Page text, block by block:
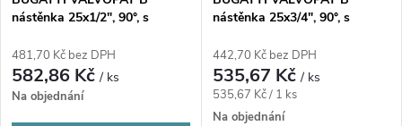
nástěnka 25x1/2", 90°, s
voda/plyn, mosaz
481,70 Kč bez DPH
582,86 Kč/ ks
Na objednání
nástěnka 25x3/4", 90°, s
voda/plyn, mosaz
442,70 Kč bez DPH
535,67 Kč/ ks
Měrná
cena:
535,67 Kč / 1 ks
Na objednání